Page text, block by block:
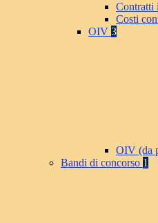
Contratti
Costi
OIV 3
OIV (da
Bandi di concorso 1